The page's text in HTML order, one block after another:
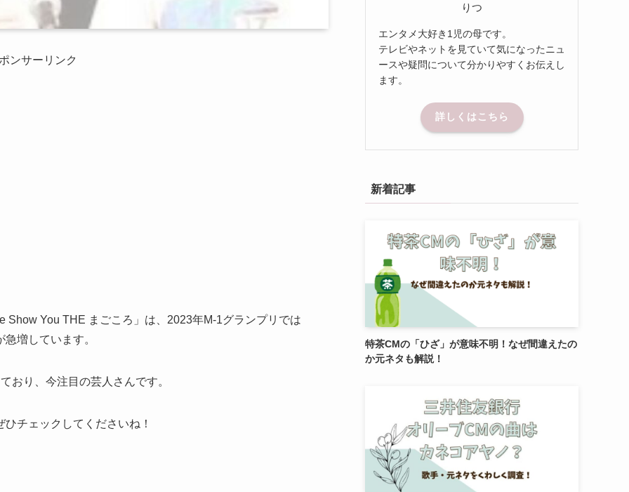
ンサーリンク
Show You THE まごころ」は、2023年M-1グランプリでは
増しています。
おり、今注目の芸人さんです。
チェックしてくださいね！
りつ
エンタメ大好き1児の母です。
テレビやネットを見ていて気になったニュ
ースや疑問について分かりやすくお伝えし
ます。
詳しくはこちら
新着記事
特茶CMの「ひざ」が意味不明！なぜ間違えたの
か元ネタも解説！